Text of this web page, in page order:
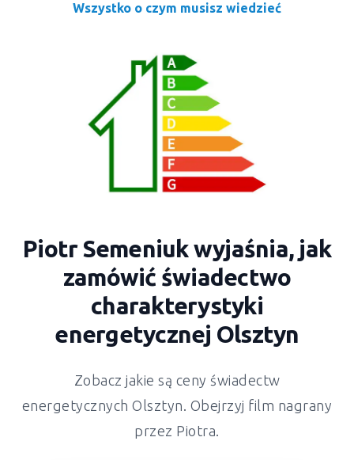
Wszystko o czym musisz wiedzieć
Piotr Semeniuk wyjaśnia, jak
zamówić świadectwo
charakterystyki
energetycznej Olsztyn
Zobacz jakie są ceny świadectw
energetycznychOlsztyn . Obejrzyj film nagrany
przez Piotra.